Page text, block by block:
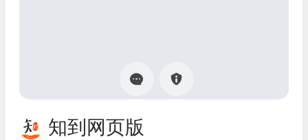
知到网页版